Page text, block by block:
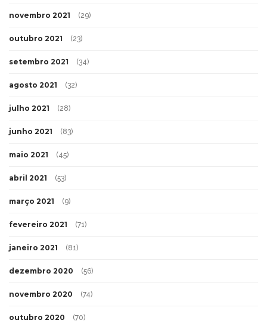
novembro 2021 (29)
outubro 2021 (23)
setembro 2021 (34)
agosto 2021 (32)
julho 2021 (28)
junho 2021 (83)
maio 2021 (45)
abril 2021 (53)
março 2021 (9)
fevereiro 2021 (71)
janeiro 2021 (81)
dezembro 2020 (56)
novembro 2020 (74)
outubro 2020 (70)